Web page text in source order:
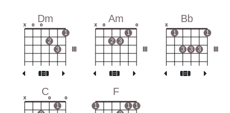
Dm
x o o
2
3
1
Am
x o
2 3
1
o
Bb
x
1
3 3 3
1
C
x o
1
o
F
1 1 1